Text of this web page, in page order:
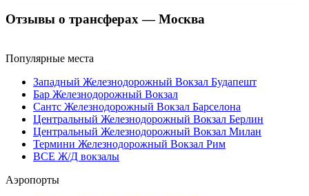
Отзывы о трансферах — Москва
Популярные места
Западный Железнодорожный Вокзал Будапешт
Бар Железнодорожный Вокзал
Сантс Железнодорожный Вокзал Барселона
Центральный Железнодорожный Вокзал Берлин
Центральный Железнодорожный Вокзал Милан
Термини Железнодорожный Вокзал Рим
ВСЕ Ж/Д вокзалы
Аэропорты